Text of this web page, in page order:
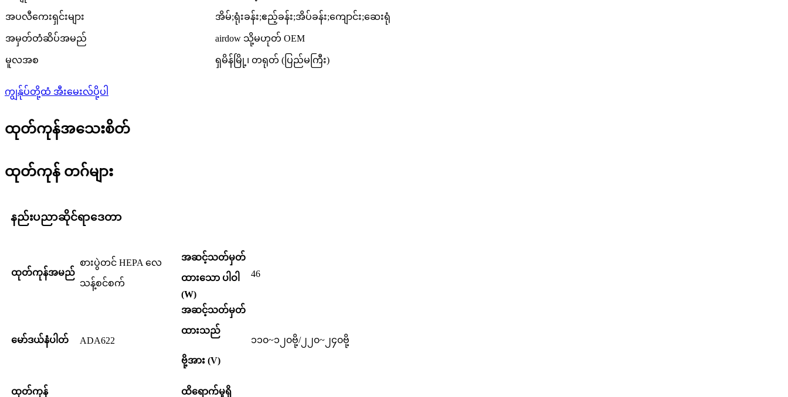
အပလီကေးရှင်းများ အိမ်;ရုံးခန်း;ဧည့်ခန်း;အိပ်ခန်း;ကျောင်း;ဆေးရုံ
အမှတ်တံဆိပ်အမည် airdow သို့မဟုတ် OEM
မူလအစ ရှမိန်မြို့၊ တရုတ် (ပြည်မကြီး)
ကျွန်ုပ်တို့ထံ အီးမေးလ်ပို့ပါ
ထုတ်ကုန်အသေးစိတ်
ထုတ်ကုန် တဂ်များ
နည်းပညာဆိုင်ရာဒေတာ
ထုတ်ကုန်အမည်
စားပွဲတင် HEPA လေ
သန့်စင်စက်
အဆင့်သတ်မှတ်
ထားသော ပါဝါ
(W)
46
မော်ဒယ်နံပါတ် ADA622
အဆင့်သတ်မှတ်
ထားသည်
ဗို့အား (V)
၁၁၀~၁၂၀ဗို့/၂၂၀~၂၄၀ဗို့
ထုတ်ကုန် ထိရောက်မှုရှိ